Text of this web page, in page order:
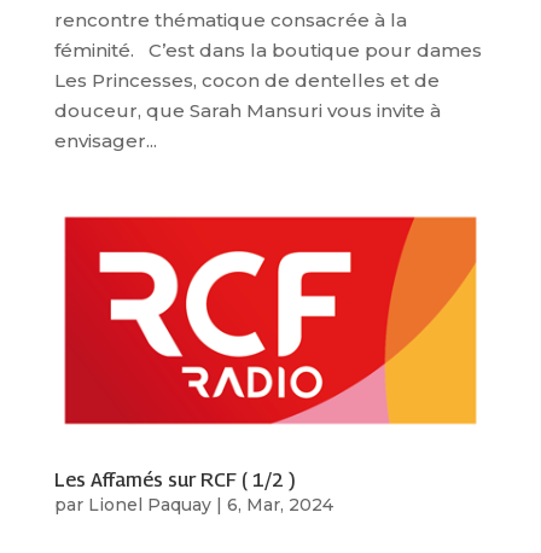
rencontre thématique consacrée à la
féminité. C’est dans la boutique pour dames
Les Princesses, cocon de dentelles et de
douceur, que Sarah Mansuri vous invite à
envisager...
Les Affamés sur RCF ( 1/2 )
par Lionel Paquay| 6, Mar, 2024